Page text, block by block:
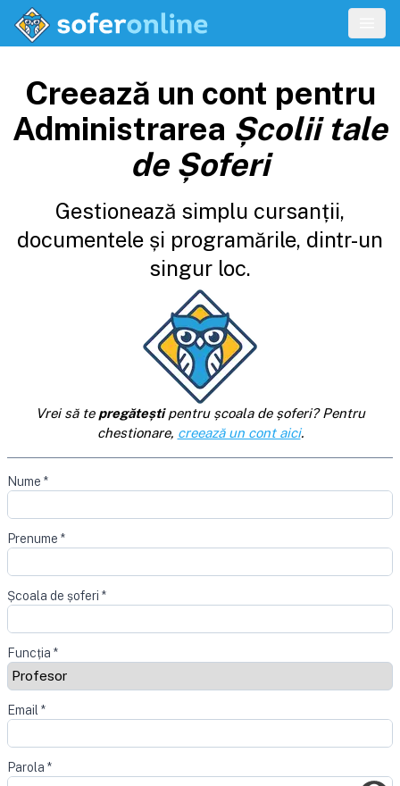
Creează un cont pentru
Administrarea Școlii tale
de Șoferi
Gestionează simplu cursanții,
documentele și programările, dintr-un
singur loc.
Vrei să te pregăteștipentru școala de șoferi? Pentru
chestionare, creează un cont aici.
Nume *
Prenume *
Școala de șoferi *
Funcția *
Email *
Parola *